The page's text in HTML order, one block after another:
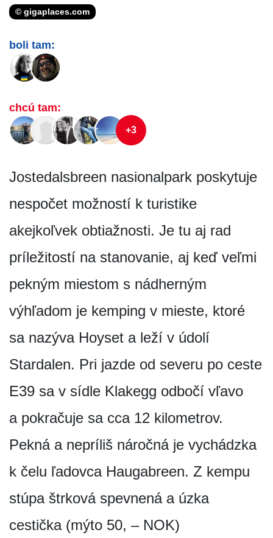
© gigaplaces.com
boli tam:
chcú tam:
+3
Jostedalsbreen nasionalpark poskytuje
nespočet možností k turistike
akejkoľvek obtiažnosti. Je tu aj rad
príležitostí na stanovanie, aj keď veľmi
pekným miestom s nádherným
výhľadom je kemping v mieste, ktoré
sa nazýva Hoyset a leží v údolí
Stardalen. Pri jazde od severu po ceste
E39 sa v sídle Klakegg odbočí vľavo
a pokračuje sa cca 12 kilometrov.
Pekná a nepríliš náročná je vychádzka
k čelu ľadovca Haugabreen. Z kempu
stúpa štrková spevnená a úzka
cestička (mýto 50, – NOK)